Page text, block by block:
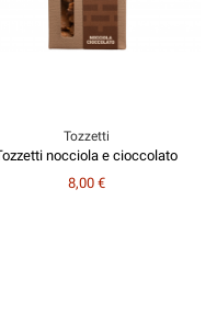
Tozzetti
nocciola e cioccolato
8,00 €